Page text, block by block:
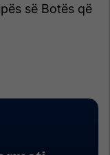
së Botës që